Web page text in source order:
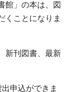
館」の本は、図
くことになりま
新刊図書、最新
申込ができま